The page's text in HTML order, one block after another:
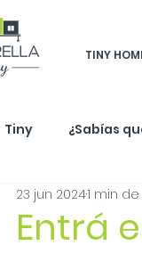
TINY
Tiny ¿Sabías
Entrá
23 jun 20241 min